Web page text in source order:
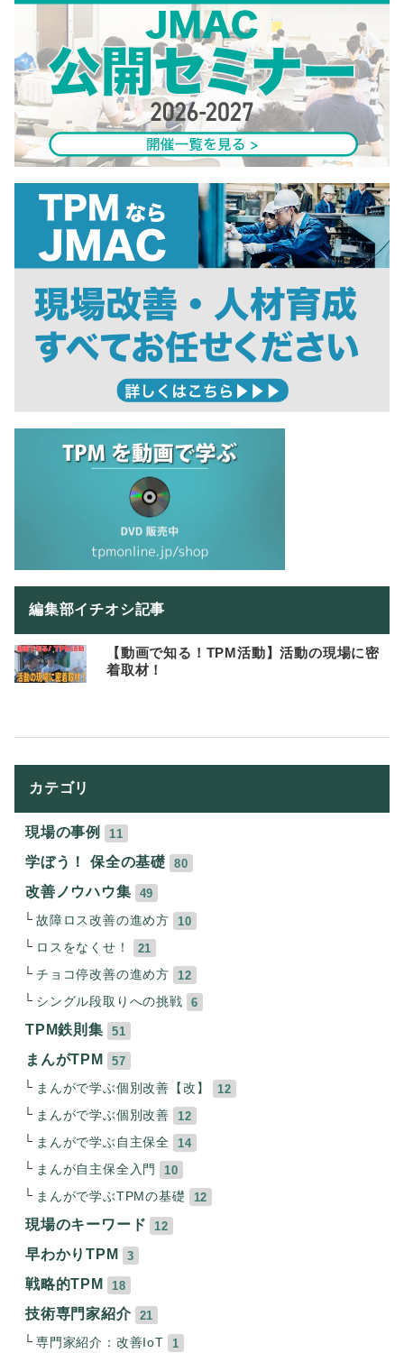
編集部イチオシ記事
【動画で知る！TPM活動】活動の現場に密
着取材！
カテゴリ
現場の事例 11
学ぼう！ 保全の基礎 80
改善ノウハウ集 49
故障ロス改善の進め方
10
ロスをなくせ！
21
チョコ停改善の進め方
12
シングル段取りへの挑戦
6
TPM鉄則集 51
まんがTPM 57
まんがで学ぶ個別改善【改】
12
まんがで学ぶ個別改善
12
まんがで学ぶ自主保全
14
まんが自主保全入門
10
まんがで学ぶTPMの基礎
12
現場のキーワード 12
早わかりTPM 3
戦略的TPM 18
技術専門家紹介 21
専門家紹介：改善IoT 1